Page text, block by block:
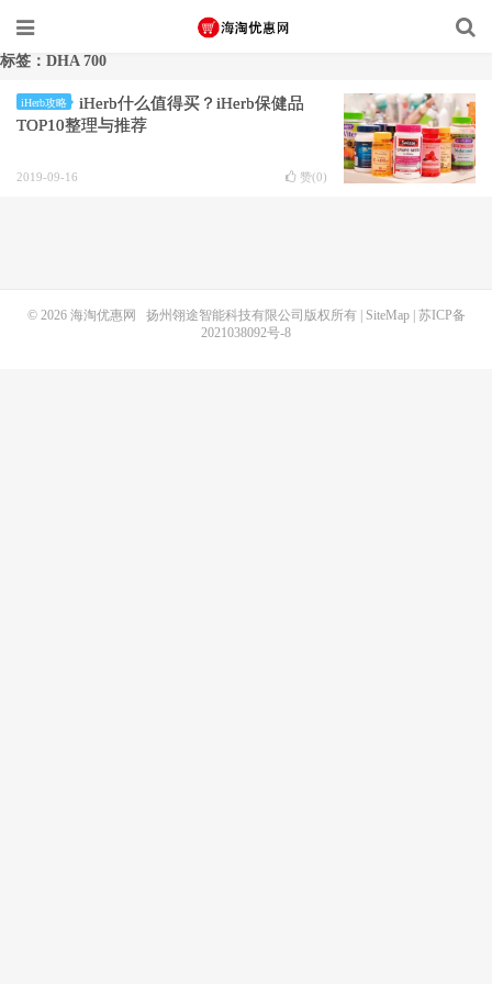
标签：DHA 700
iHerb攻略
iHerb什么值得买？iHerb保健品
TOP10整理与推荐
2019-09-16 赞(0)
© 2026 海淘优惠网 扬州翎途智能科技有限公司版权所有 | SiteMap| 苏ICP备
2021038092号-8